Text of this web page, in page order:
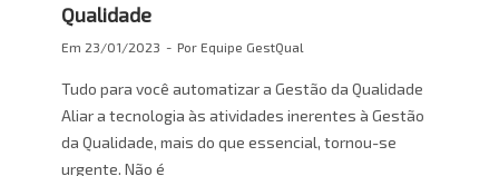
Qualidade
Em 23/01/2023 Por Equipe GestQual
Tudo para você automatizar a Gestão da Qualidade
Aliar a tecnologia às atividades inerentes à Gestão
da Qualidade, mais do que essencial, tornou-se
urgente. Não é